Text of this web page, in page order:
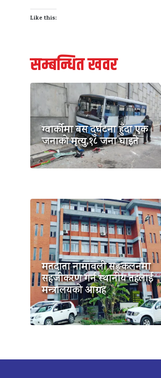
Like this:
सम्बन्धित खवर
ग्वार्कोमा बस दुर्घटना हुँदा एक
जनाको मृत्यु,१८ जना घाइते
मतदाता नामावली सङ्कलनमा
सहजीकरण गर्न स्थानीय तहलाई
मन्त्रालयको आग्रह